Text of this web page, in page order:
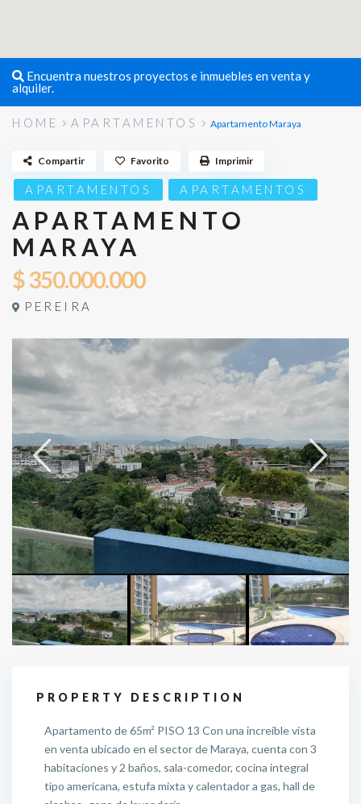
Encuentra nuestros proyectos e inmuebles en venta y
alquiler.
HOME APARTAMENTOS Apartamento Maraya
APARTAMENTOS APARTAMENTOS
APARTAMENTO
MARAYA
$ 350.000.000
PEREIRA
Compartir Favorito Imprimir
PROPERTY DESCRIPTION
Apartamento de 65m² PISO 13 Con una increíble vista
en venta ubicado en el sector de Maraya, cuenta con 3
habitaciones y 2 baños, sala-comedor, cocina integral
tipo americana, estufa mixta y calentador a gas, hall de